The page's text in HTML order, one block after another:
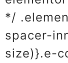
*/
spacer-
size)}.e-